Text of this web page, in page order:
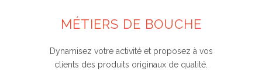
MÉTIERS DE BOUCHE
Dynamisez votre activité et proposez à vos
clients des produits originaux de qualité.